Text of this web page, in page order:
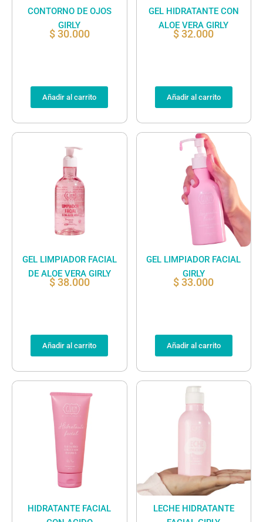
CONTORNO DE OJOS
GIRLY
$30.000
Añadir al carrito
GEL HIDRATANTE CON
ALOE VERA GIRLY
$32.000
Añadir al carrito
GEL LIMPIADOR FACIAL
DE ALOE VERA GIRLY
$38.000
Añadir al carrito
GEL LIMPIADOR FACIAL
GIRLY
$33.000
Añadir al carrito
HIDRATANTE FACIAL
LECHE HIDRATANTE